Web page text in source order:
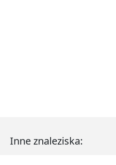
Inne znaleziska: